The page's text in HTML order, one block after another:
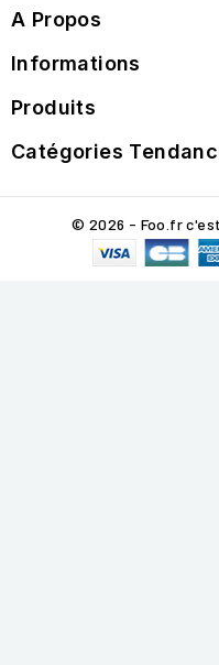
A Propos
Informations
Produits
Catégories
© 2026 - Foo.fr